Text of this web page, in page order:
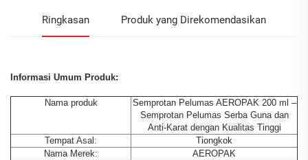
Ringkasan Produk yang Direkomendasikan
Informasi Umum Produk:
Nama produk
Semprotan Pelumas AEROPAK 200 ml –
Semprotan Pelumas Serba Guna dan
Anti-Karat dengan Kualitas Tinggi
Tempat Asal:
Tiongkok
Nama Merek:
AEROPAK